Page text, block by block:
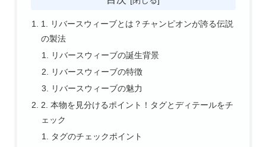
1. リバースウィーブとは？チャンピオンが誇る伝説
の製法
リバースウィーブの誕生背景
リバースウィーブの特徴
リバースウィーブの魅力
2. 本物を見分けるポイント！タグとディテールをチ
ェック
タグのチェックポイント